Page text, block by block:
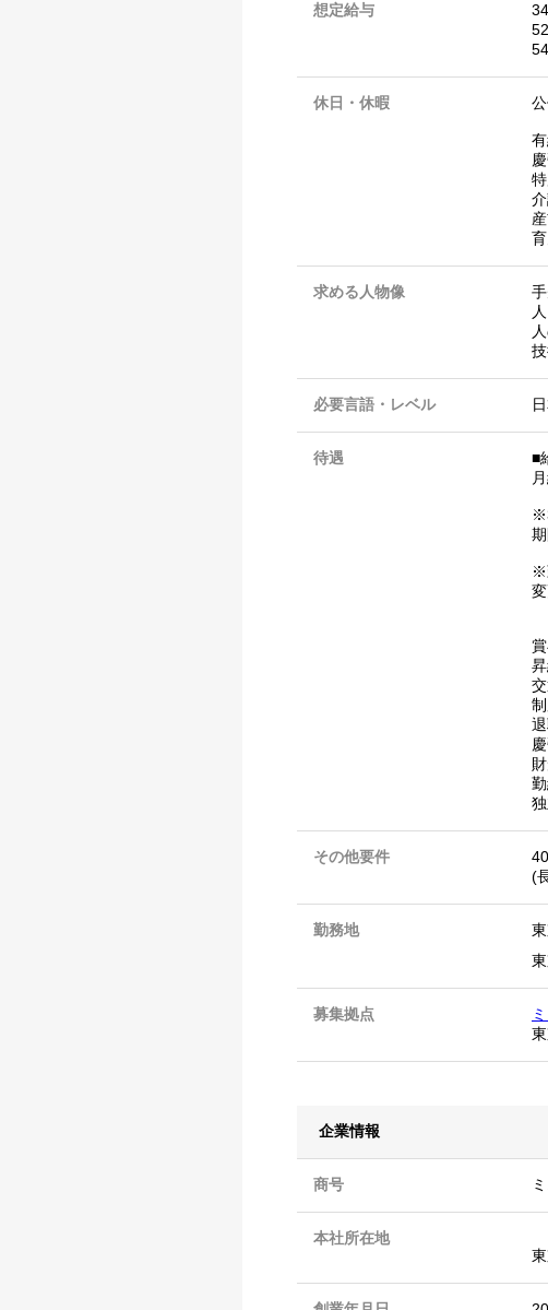
想定給与
休日・休暇
求める人物像
必要言語・レベル
待遇
■
※
その他要件
(
勤務地
募集拠点
企業情報
商号
本社所在地